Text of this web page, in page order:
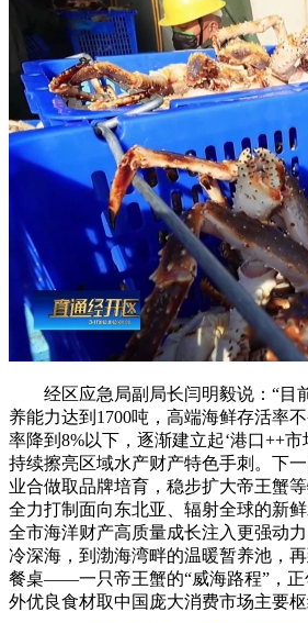
经区应急局副局长闫明毅说：“目
养能力达到1700吨，高端海鲜存活率
率降到8%以下，逐渐建立起‘港口++市
持续擦亮区域水产财产特色手刺。下
业合做取品牌培育，稳步扩大帝王蟹
全力打制面向东北亚、辐射全球的新
全市海洋财产高质量成长注入更强动
冷深海，到渤海湾畔的温暖暂养池，
餐桌——一只帝王蟹的“威海路程”，正
外优良食材取中国庞大消费市场主要枢